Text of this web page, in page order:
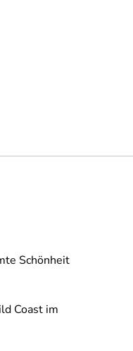
Schönheit
Coast im